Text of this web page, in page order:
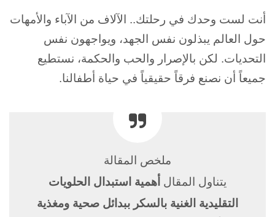
أنت لست وحدك في رحلتك.. الآلاف من الآباء والأمهات
حول العالم يبذلون نفس الجهد، ويواجهون نفس
التحديات. لكن بالإصرار والحب والحكمة، نستطيع
جميعاً أن نصنع فرقاً حقيقياً في حياة أطفالنا.
ملخص المقالة
يتناول المقال أهمية استبدال الحلويات
التقليدية الغنية بالسكر ببدائل صحية ومغذية